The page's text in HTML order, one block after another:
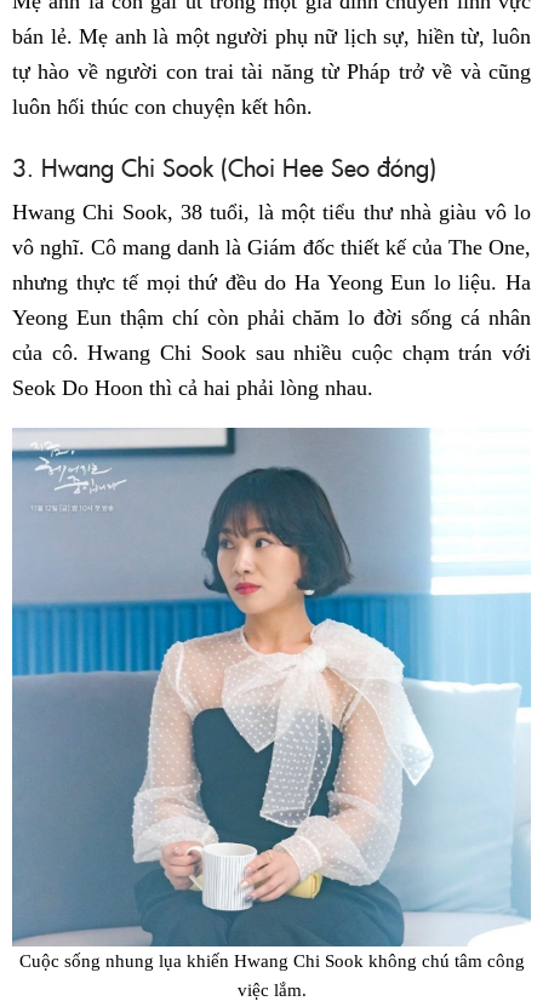
bán lẻ. Mẹ anh là một người phụ nữ lịch sự, hiền từ, luôn
tự hào về người con trai tài năng từ Pháp trở về và cũng
luôn hối thúc con chuyện kết hôn.
3. Hwang Chi Sook (Choi Hee Seo đóng)
Hwang Chi Sook, 38 tuổi, là một tiểu thư nhà giàu vô lo
vô nghĩ. Cô mang danh là Giám đốc thiết kế của The One,
nhưng thực tế mọi thứ đều do Ha Yeong Eun lo liệu. Ha
Yeong Eun thậm chí còn phải chăm lo đời sống cá nhân
của cô. Hwang Chi Sook sau nhiều cuộc chạm trán với
Seok Do Hoon thì cả hai phải lòng nhau.
Cuộc sống nhung lụa khiến Hwang Chi Sook không chú tâm công
việc lắm.